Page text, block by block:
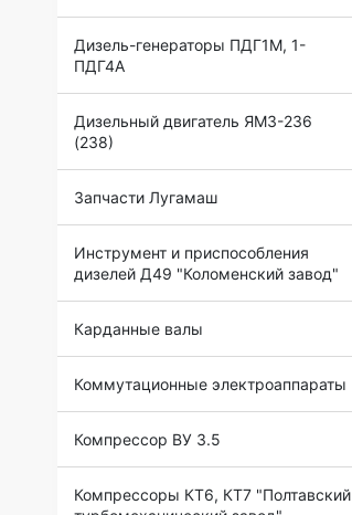
Дизель-генераторы ПДГ1М, 1-
ПДГ4А
Дизельный двигатель ЯМЗ-236
(238)
Запчасти Лугамаш
Инструмент и приспособления
дизелей Д49 "Коломенский завод"
Карданные валы
Коммутационные электроаппараты
Компрессор ВУ 3.5
Компрессоры КТ6, КТ7 "Полтавский